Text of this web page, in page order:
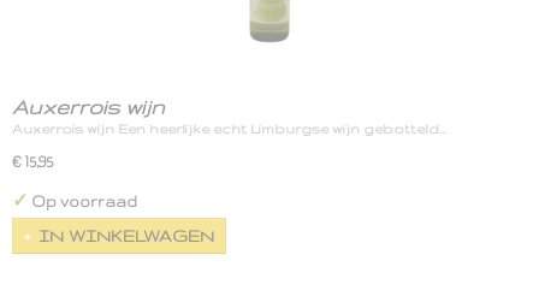
Auxerrois wijn
Auxerrois wijn Een heerlijke echt Limburgse wijn gebotteld…
€ 15,95
✓ Op voorraad
IN WINKELWAGEN